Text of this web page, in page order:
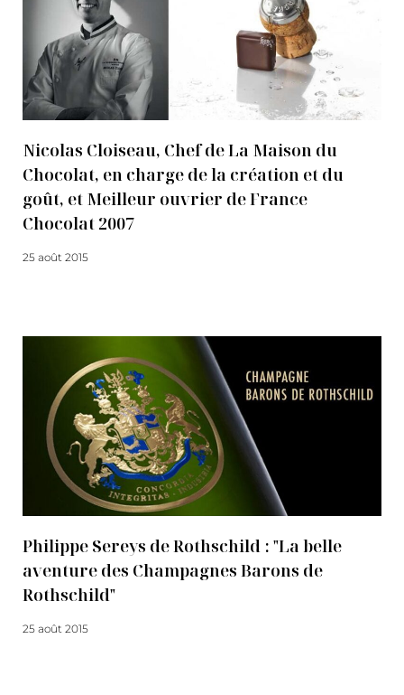
Nicolas Cloiseau, Chef de La Maison du
Chocolat, en charge de la création et du
goût, et Meilleur ouvrier de France
Chocolat 2007
25 août 2015
Philippe Sereys de Rothschild : "La belle
aventure des Champagnes Barons de
Rothschild"
25 août 2015